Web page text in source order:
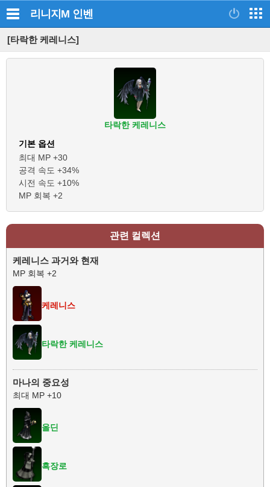
리니지M 인벤
[타락한 케레니스]
타락한 케레니스
기본 옵션
최대 MP +30
공격 속도 +34%
시전 속도 +10%
MP 회복 +2
관련 컬렉션
케레니스 과거와 현재
MP 회복 +2
케레니스
타락한 케레니스
마나의 중요성
최대 MP +10
올딘
흑장로